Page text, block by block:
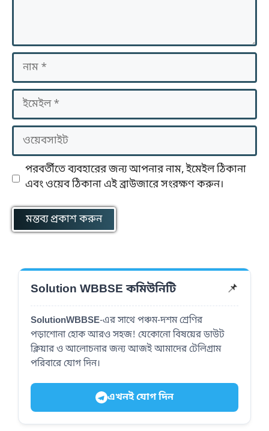
নাম
ইমেইল
ওয়েবসাইট
পরবর্তীতে ব্যবহারের জন্য আপনার নাম, ইমেইল ঠিকানা
এবং ওয়েব ঠিকানা এই ব্রাউজারে সংরক্ষণ করুন।
Solution WBBSE কমিউনিটি 📌
SolutionWBBSE-এর সাথে পঞ্চম-দশম শ্রেণির
পড়াশোনা হোক আরও সহজ! যেকোনো বিষয়ের ডাউট
ক্লিয়ার ও আলোচনার জন্য আজই আমাদের টেলিগ্রাম
পরিবারে যোগ দিন।
এখনই যোগ দিন